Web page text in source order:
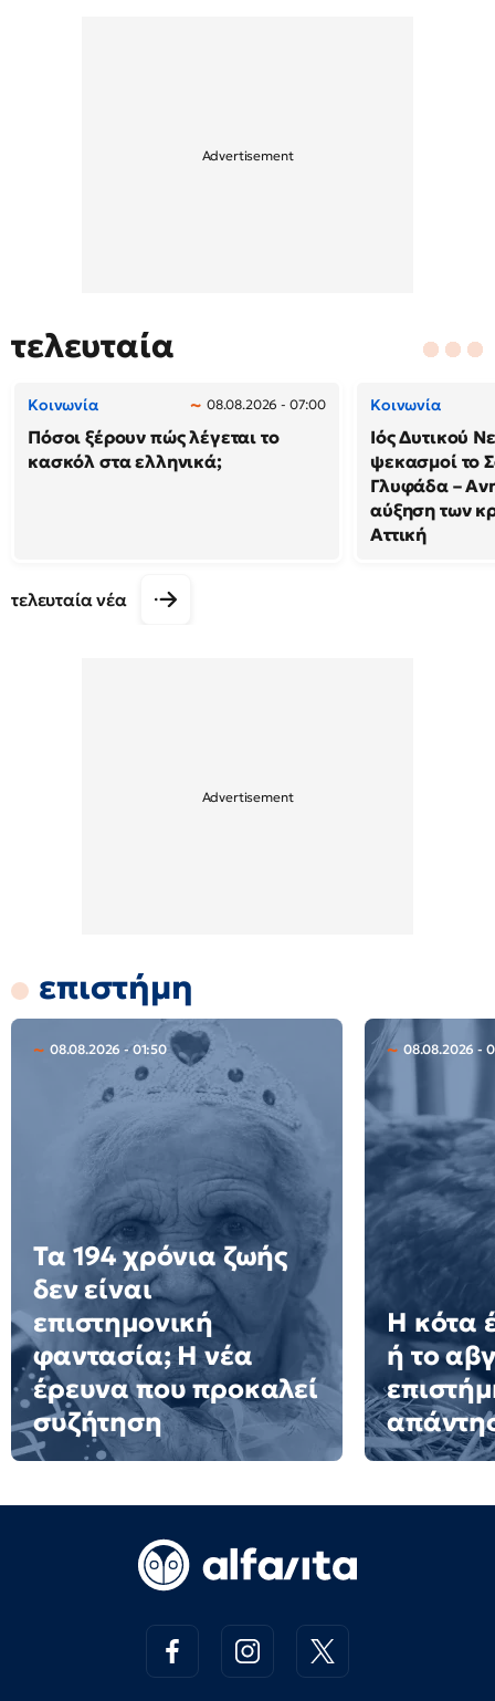
τελευταία
Κοινωνία 08.08.2026 - 07:00
Πόσοι ξέρουν πώς λέγεται το
κασκόλ στα ελληνικά;
Κοινωνία
Ιός Δυτικού
ψεκασμοί το
Γλυφάδα –
αύξηση των
Αττική
τελευταία νέα
επιστήμη
08.08.2026 - 01:50
Τα 194 χρόνια ζωής
δεν είναι
επιστημονική
φαντασία; Η νέα
έρευνα που προκαλεί
συζήτηση
08.08.2026 -
Η κότα
ή το